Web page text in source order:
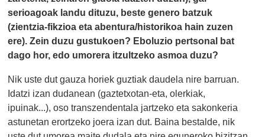
serioagoak landu dituzu, beste genero batzuk
(zientzia-fikzioa eta abentura/historikoa hain zuzen
ere). Zein duzu gustukoen? Eboluzio pertsonal bat
dago hor, edo umorera itzultzeko asmoa duzu?
Nik uste dut gauza horiek guztiak daudela nire barruan.
Idatzi izan dudanean (gaztetxotan-eta, olerkiak,
ipuinak...), oso transzendentala jartzeko eta sakonkeria
astunetan erortzeko joera izan dut. Baina bestalde, nik